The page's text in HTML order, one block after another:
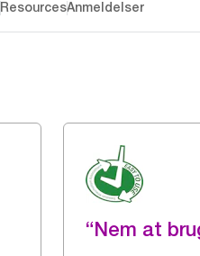
ResourcesAnmeldelser
“Nem at